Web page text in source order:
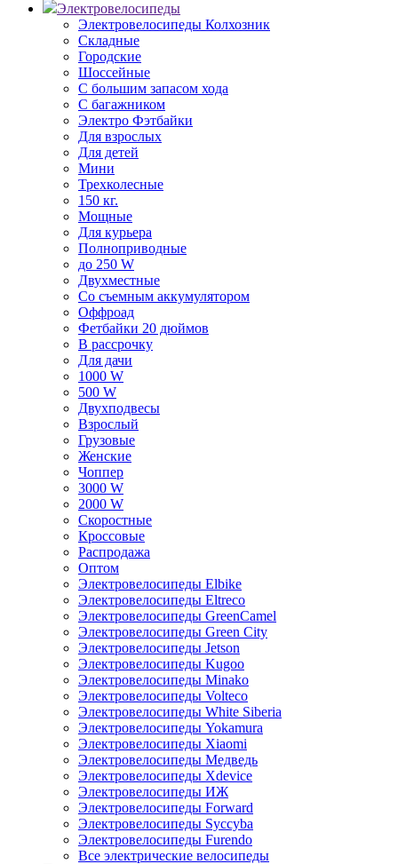
Электровелосипеды
Электровелосипеды Колхозник
Складные
Городские
Шоссейные
С большим запасом хода
С багажником
Электро Фэтбайки
Для взрослых
Для детей
Мини
Трехколесные
150 кг.
Мощные
Для курьера
Полноприводные
до 250 W
Двухместные
Со съемным аккумулятором
Оффроад
Фетбайки 20 дюймов
В рассрочку
Для дачи
1000 W
500 W
Двухподвесы
Взрослый
Грузовые
Женские
Чоппер
3000 W
2000 W
Скоростные
Кроссовые
Распродажа
Оптом
Электровелосипеды Elbike
Электровелосипеды Eltreco
Электровелосипеды GreenCamel
Электровелосипеды Green City
Электровелосипеды Jetson
Электровелосипеды Kugoo
Электровелосипеды Minako
Электровелосипеды Volteco
Электровелосипеды White Siberia
Электровелосипеды Yokamura
Электровелосипеды Xiaomi
Электровелосипеды Медведь
Электровелосипеды Xdevice
Электровелосипеды ИЖ
Электровелосипеды Forward
Электровелосипеды Syccyba
Электровелосипеды Furendo
Все электрические велосипеды